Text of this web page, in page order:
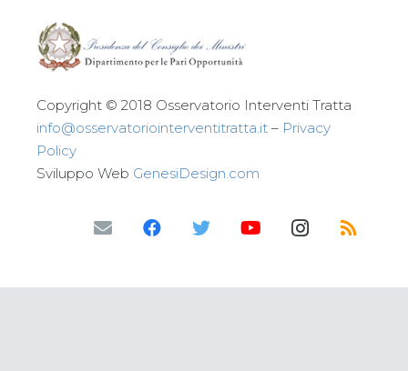
Copyright © 2018 Osservatorio Interventi Tratta
info@osservatoriointerventitratta.it – Privacy
Policy
Sviluppo Web GenesiDesign.com